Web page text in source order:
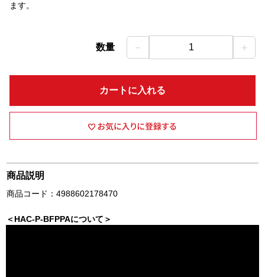
ます。
数量 － 1 ＋
カートに入れる
商品説明
商品コード：4988602178470
＜HAC-P-BFPPAについて＞